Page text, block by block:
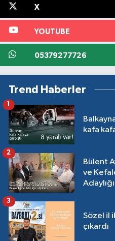
X
YOUTUBE
05379277726
Trend Haberler
kafa
1
Bülent
ve
2
Sözel il
çıkardı
3